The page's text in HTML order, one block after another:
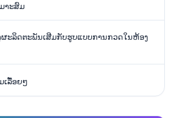
າະສົມ
ະລິດຕະພັນເສີມກັບຮູບແບບການກວດໃນຫ້ອງ
ເລື້ອຍໆ